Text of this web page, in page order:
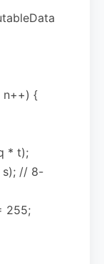
n++) {
* t);
s); // 8-
255;